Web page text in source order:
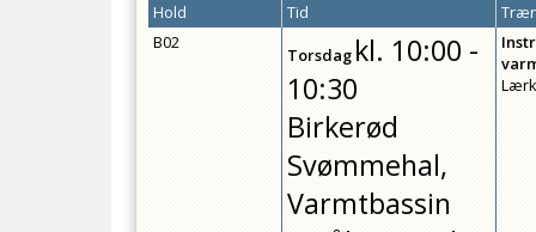
Hold Tid
B02
Torsdagkl. 10:00 -
10:30
Birkerød
Svømmehal,
Varmtbassin